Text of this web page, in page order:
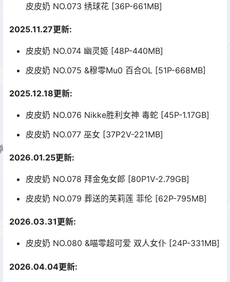
皮皮奶 NO.073 绣球花 [36P-661MB]
2025.11.27更新:
皮皮奶 NO.074 幽灵姬 [48P-440MB]
皮皮奶 NO.075 &穆零Mu0 百合OL [51P-668MB]
2025.12.18更新:
皮皮奶 NO.076 Nikke胜利女神 毒蛇 [45P-1.17GB]
皮皮奶 NO.077 巫女 [37P2V-221MB]
2026.01.25更新:
皮皮奶 NO.078 拜金兔女郎 [80P1V-2.79GB]
皮皮奶 NO.079 葬送的芙莉莲 菲伦 [62P-795MB]
2026.03.31更新:
皮皮奶 NO.080 &喵零超可爱 双人女仆 [24P-331MB]
2026.04.04更新: